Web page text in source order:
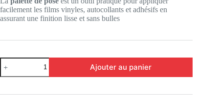
10,000 DT.
6,250 DT.
facilement les films vinyles, autocollants et adhésifs en
assurant une finition lisse et sans bulles
quantité
de
Palette
pose
Ajouter au panier